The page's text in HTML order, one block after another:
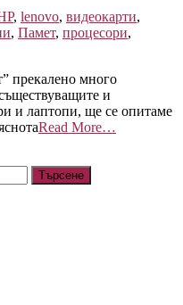
, lenovo, видеокарти,
, Памет, процесори,
прекалено много
и
и лаптопи, ще се опитаме
Read More…